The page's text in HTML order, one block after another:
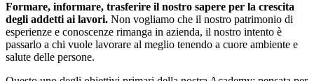
Formare, informare, trasferire il nostro sapere per la crescita
degli addetti ai lavori. Non vogliamo che il nostro patrimonio di
esperienze e conoscenze rimanga in azienda, il nostro intento è
passarlo a chi vuole lavorare al meglio tenendo a cuore ambiente e
salute delle persone.